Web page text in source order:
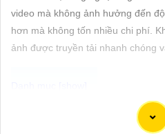
PHỤ
video mà không ảnh hưởng đến
hơn mà không tốn nhiều chi phí.
ảnh được truyền tải nhanh chóng
Dĩ nhiên, dưới đây là 5 lời khuyên